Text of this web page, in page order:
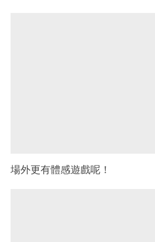
場外更有體感遊戲呢！